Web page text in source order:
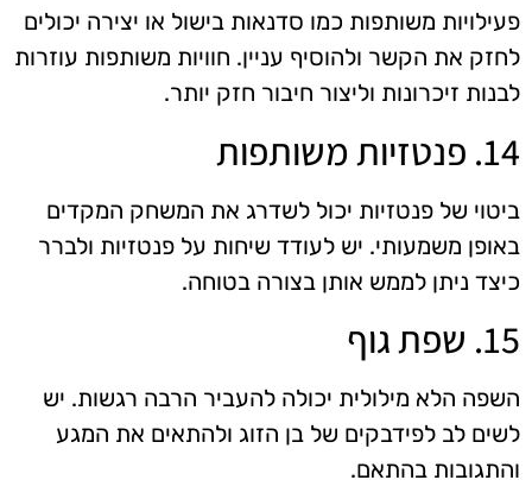
פעילויות משותפות כמו סדנאות בישול או יצירה יכולים
לחזק את הקשר ולהוסיף עניין. חוויות משותפות עוזרות
לבנות זיכרונות וליצור חיבור חזק יותר.
14. פנטזיות משותפות
ביטוי של פנטזיות יכול לשדרג את המשחק המקדים
באופן משמעותי. יש לעודד שיחות על פנטזיות ולברר
כיצד ניתן לממש אותן בצורה בטוחה.
15. שפת גוף
השפה הלא מילולית יכולה להעביר הרבה רגשות. יש
לשים לב לפידבקים של בן הזוג ולהתאים את המגע
והתגובות בהתאם.